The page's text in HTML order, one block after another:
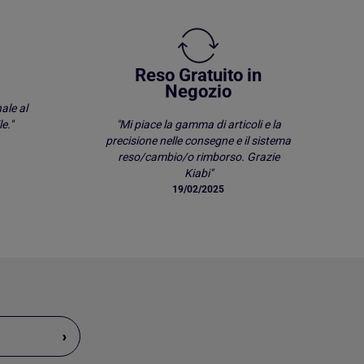
al
Reso Gratuito in
Negozio
"Mi piace la gamma di articoli e la
precisione nelle consegne e il sistema
reso/cambio/o rimborso. Grazie
Kiabi"
19/02/2025
›